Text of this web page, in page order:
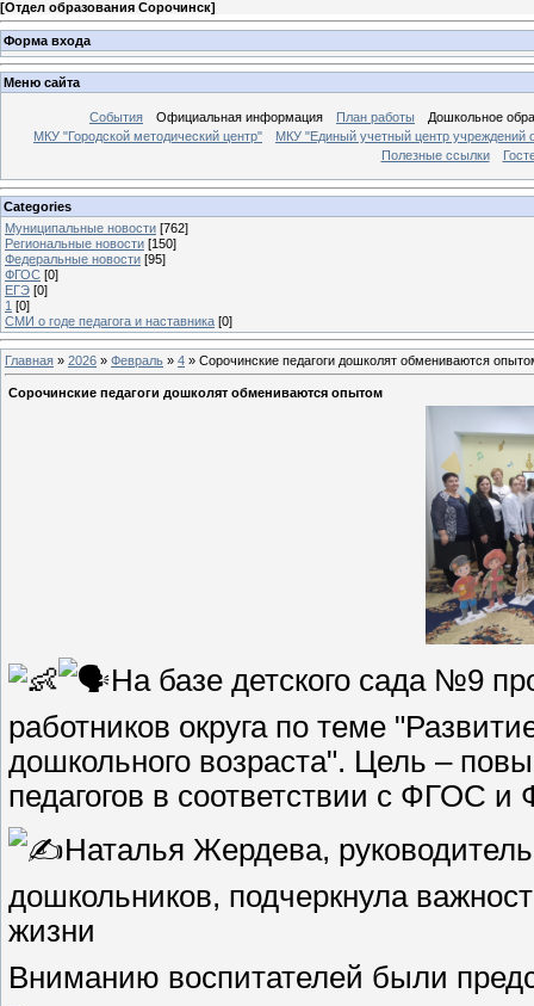
[Отдел образования Сорочинск]
Форма входа
Меню сайта
События Официальная информация План работы
Дошкольное
МКУ "Городской методический центр"
МКУ "Единый учетный центр учреждений
Полезные ссылки
Categories
Муниципальные новости [762]
Региональные новости [150]
Федеральные новости [95]
ФГОС [0]
ЕГЭ [0]
1 [0]
СМИ о годе педагога и наставника [0]
Главная » 2026 » Февраль » 4 » Сорочинские педагоги дошколят обмениваются
Сорочинские педагоги дошколят обмениваются опытом
На базе детского сада №9
работников округа по теме
дошкольного возраста". Цель –
педагогов в соответствии с ФГОС
Наталья Жердева,
дошкольников, подчеркнула
жизни
Вниманию воспитателей были